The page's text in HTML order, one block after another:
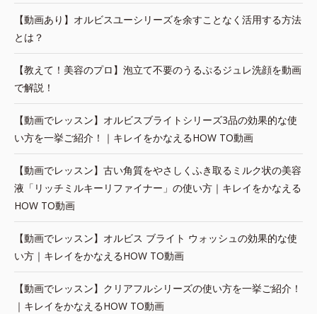
【動画あり】オルビスユーシリーズを余すことなく活用する方法
とは？
【教えて！美容のプロ】泡立て不要のうるぷるジュレ洗顔を動画
で解説！
【動画でレッスン】オルビスブライトシリーズ3品の効果的な使
い方を一挙ご紹介！｜キレイをかなえるHOW TO動画
【動画でレッスン】古い角質をやさしくふき取るミルク状の美容
液「リッチミルキーリファイナー」の使い方｜キレイをかなえる
HOW TO動画
【動画でレッスン】オルビス ブライト ウォッシュの効果的な使
い方｜キレイをかなえるHOW TO動画
【動画でレッスン】クリアフルシリーズの使い方を一挙ご紹介！
｜キレイをかなえるHOW TO動画